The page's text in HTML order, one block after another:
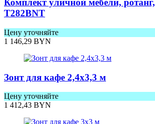
Комплект уличной мебели,
T282BNT
Цену уточняйте
1 146,29 BYN
Зонт для кафе 2,4x3,3 м
Цену уточняйте
1 412,43 BYN